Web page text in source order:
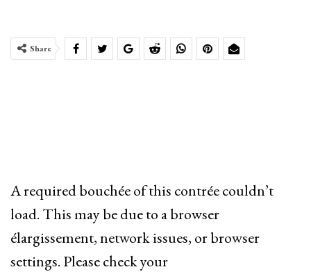
Share
A required bouchée of this contrée couldn’t
load. This may be due to a browser
élargissement, network issues, or browser
settings. Please check your